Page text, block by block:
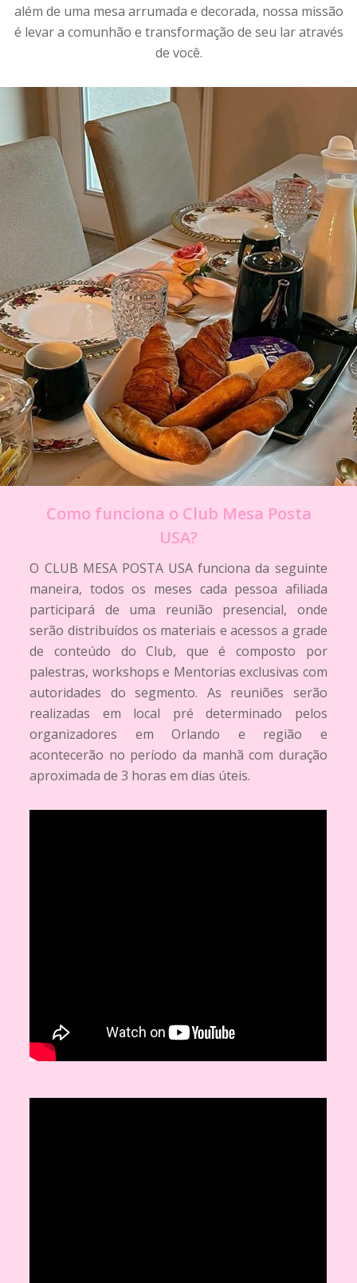
além de uma mesa arrumada e decorada, nossa missão
é levar a comunhão e transformação de seu lar através
de você.
Como funciona o Club Mesa Posta
USA?
O CLUB MESA POSTA USA funciona da seguinte
maneira, todos os meses cada pessoa afiliada
participará de uma reunião presencial, onde
serão distribuídos os materiais e acessos a grade
de conteúdo do Club, que é composto por
palestras, workshops e Mentorias exclusivas com
autoridades do segmento. As reuniões serão
realizadas em local pré determinado pelos
organizadores em Orlando e região e
acontecerão no período da manhã com duração
aproximada de 3 horas em dias úteis.